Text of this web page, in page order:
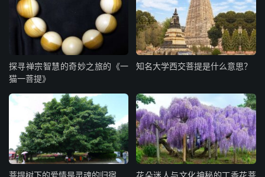
探寻禅宗智慧的奇妙之旅的《一
猫一菩提》
知名大学西交菩提是什么意思？